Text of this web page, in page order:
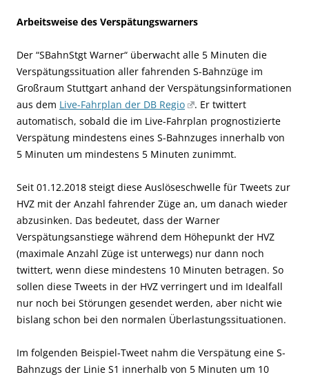
Arbeitsweise des Verspätungswarners
Der “SBahnStgt Warner“ überwacht alle 5 Minuten die
Verspätungssituation aller fahrenden S-Bahnzüge im
Großraum Stuttgart anhand der Verspätungsinformationen
aus dem Live-Fahrplan der DB Regio
. Er twittert
automatisch, sobald die im Live-Fahrplan prognostizierte
Verspätung mindestens eines S-Bahnzuges innerhalb von
5 Minuten um mindestens 5 Minuten zunimmt.
Seit 01.12.2018 steigt diese Auslöseschwelle für Tweets zur
HVZ mit der Anzahl fahrender Züge an, um danach wieder
abzusinken. Das bedeutet, dass der Warner
Verspätungsanstiege während dem Höhepunkt der HVZ
(maximale Anzahl Züge ist unterwegs) nur dann noch
twittert, wenn diese mindestens 10 Minuten betragen. So
sollen diese Tweets in der HVZ verringert und im Idealfall
nur noch bei Störungen gesendet werden, aber nicht wie
bislang schon bei den normalen Überlastungssituationen.
Im folgenden Beispiel-Tweet nahm die Verspätung eine S-
Bahnzugs der Linie S1 innerhalb von 5 Minuten um 10